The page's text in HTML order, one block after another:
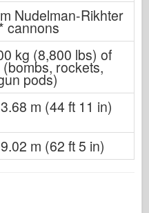
Nudelman-Rikhter
cannons
kg (8,800 lbs) of
rockets,
pods)
m (44 ft 11 in)
m (62 ft 5 in)